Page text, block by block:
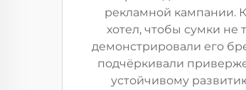
рекламной кампании.
хотел, чтобы сумки не
демонстрировали его
подчёркивали
устойчивому